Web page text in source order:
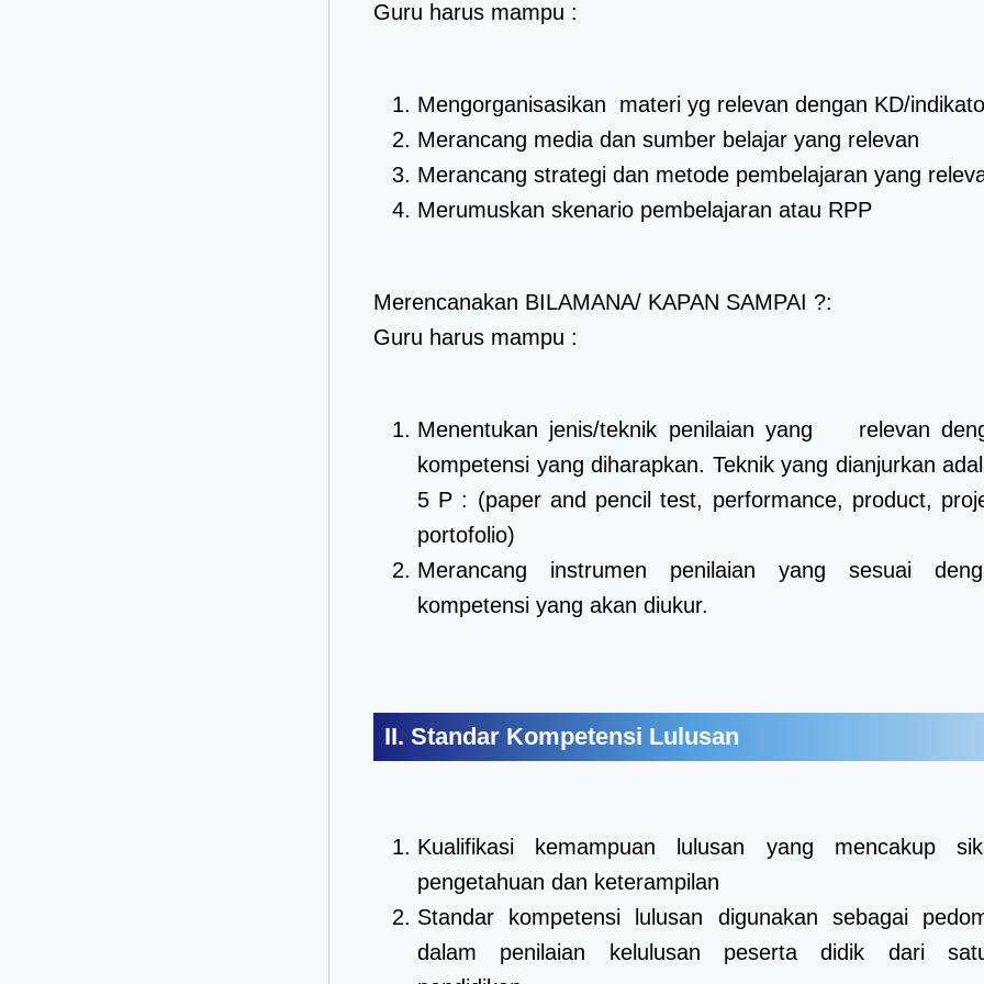
Guru harus mampu :
Mengorganisasikan materi yg relevan dengan KD/
Merancang media dan sumber belajar yang relevan
Merancang strategi dan metode pembelajaran yang
Merumuskan skenario pembelajaran atau RPP
Merencanakan BILAMANA/ KAPAN SAMPAI ?:
Guru harus mampu :
Menentukan jenis/teknik penilaian yang relevan
kompetensi yang diharapkan. Teknik yang dianjurkan
5 P : (paper and pencil test, performance, product,
portofolio)
Merancang instrumen penilaian yang sesuai
kompetensi yang akan diukur.
II. Standar Kompetensi Lulusan
Kualifikasi kemampuan lulusan yang mencakup
pengetahuan dan keterampilan
Standar kompetensi lulusan digunakan sebagai
dalam penilaian kelulusan peserta didik dari